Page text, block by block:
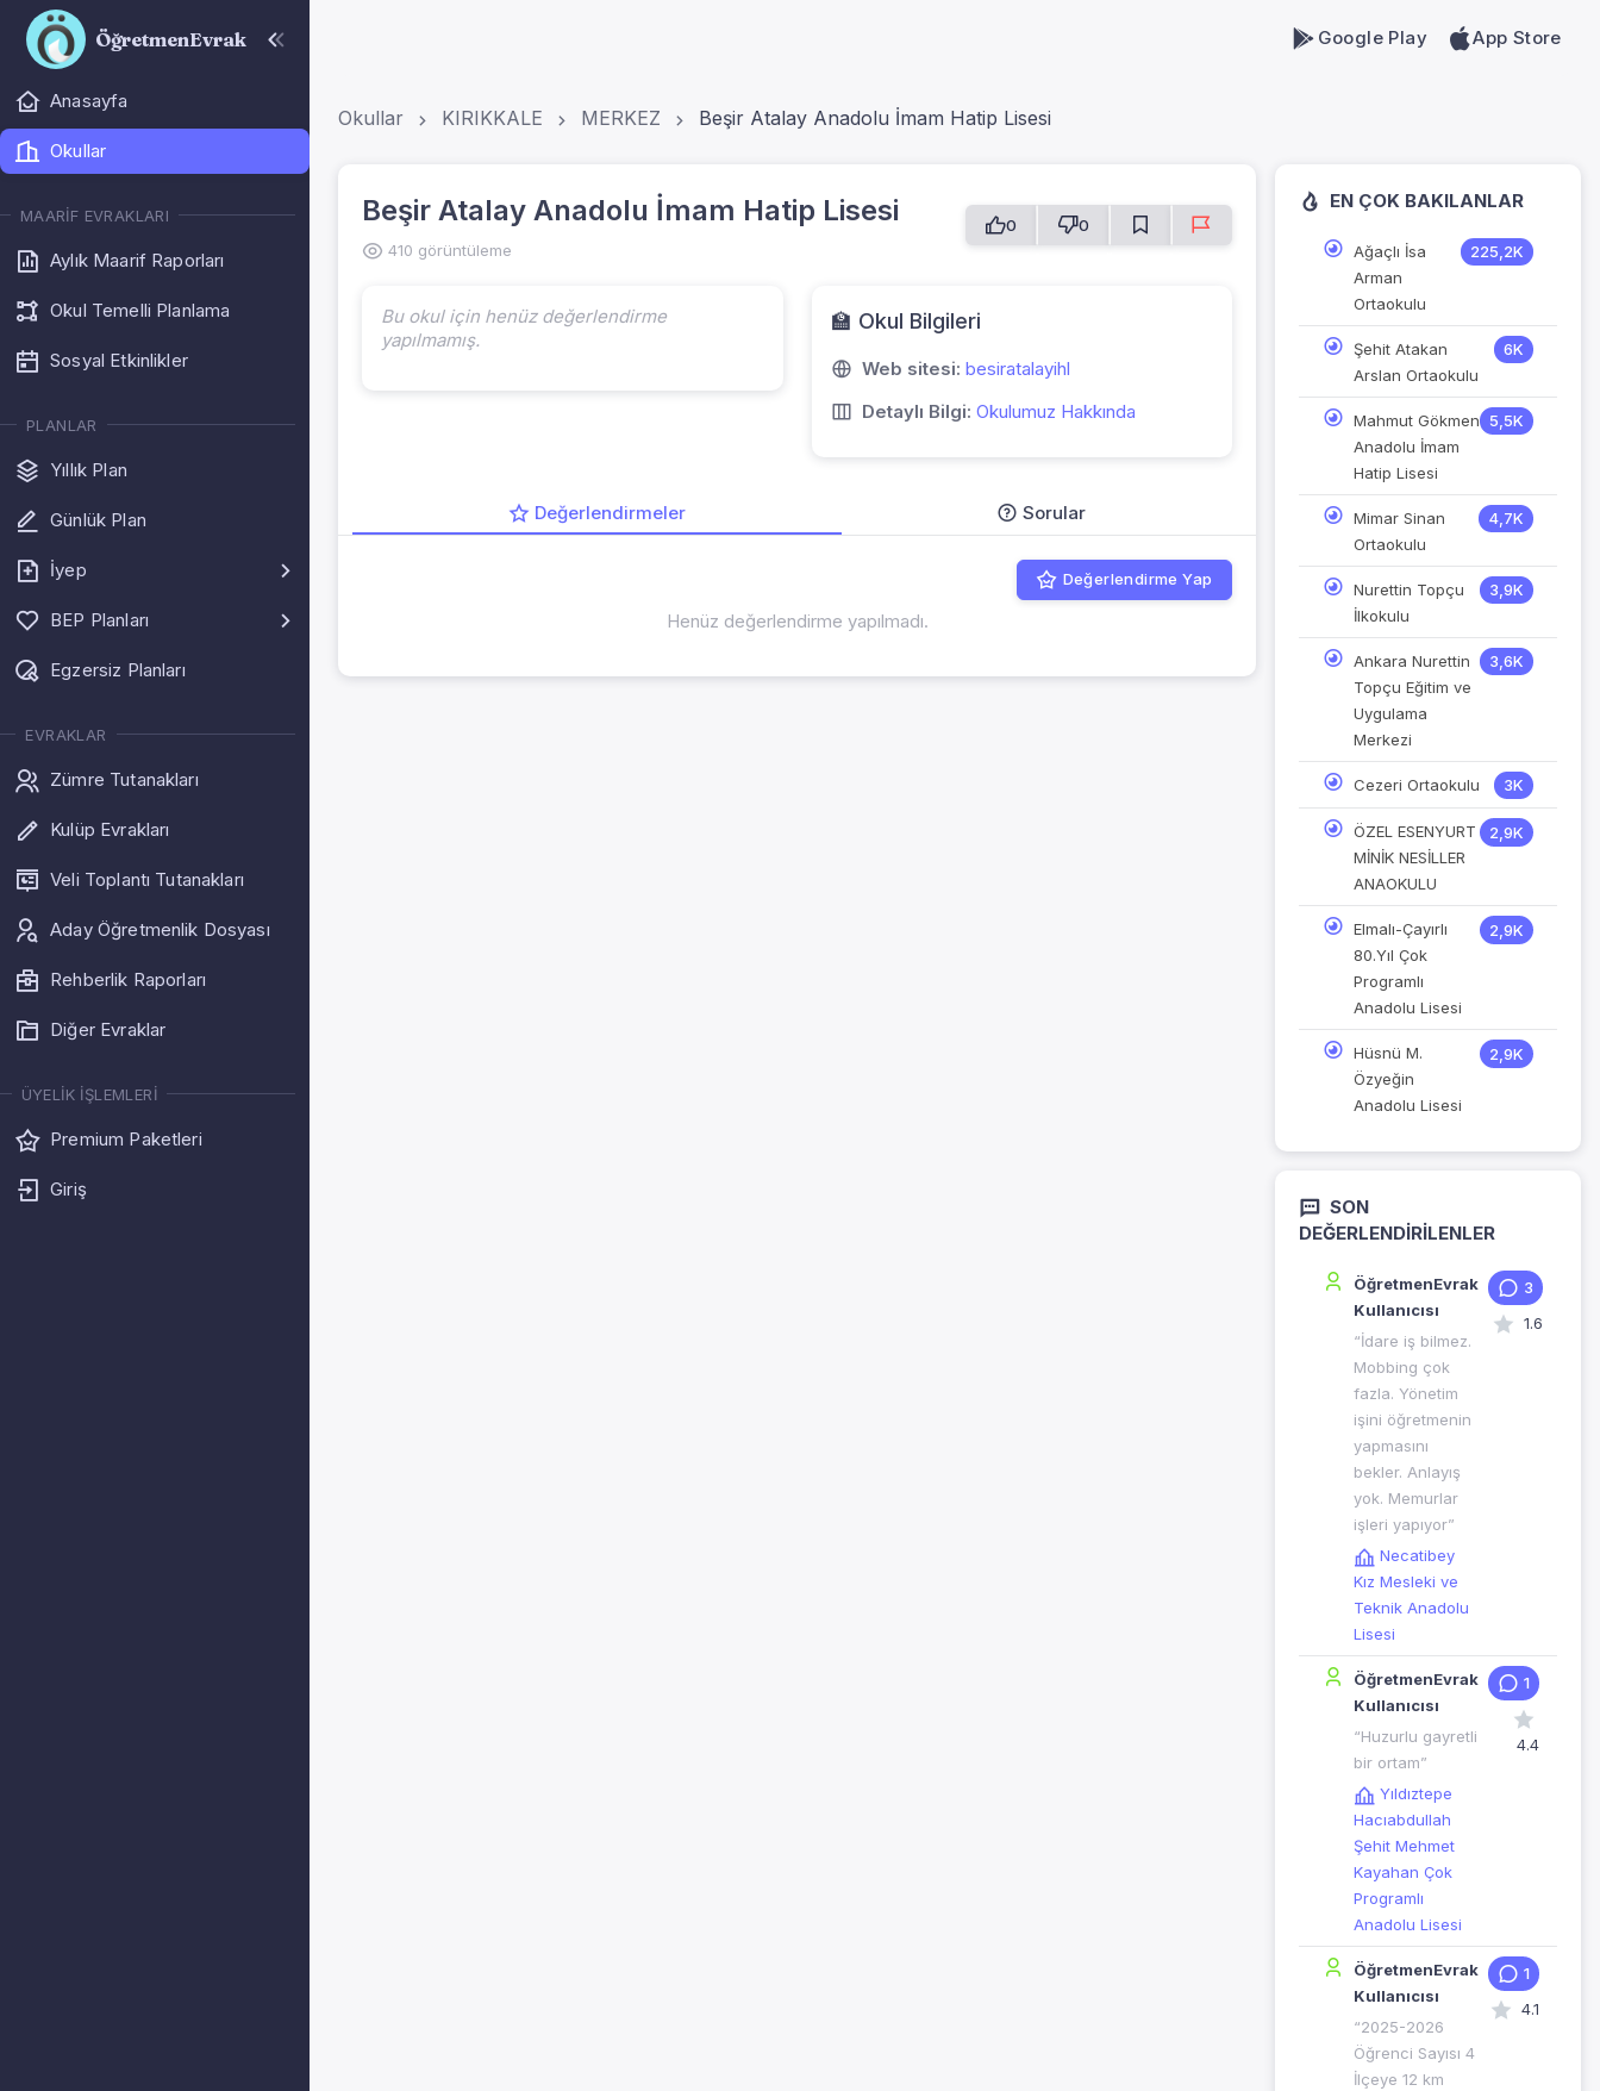
ÖğretmenEvrak
Anasayfa
Okullar
MAARIF EVRAKLARI
Aylık Maarif Raporları
Okul Temelli Planlama
Sosyal Etkinlikler
PLANLAR
Yıllık Plan
Günlük Plan
İyep
BEP Planları
Egzersiz Planları
EVRAKLAR
Zümre Tutanakları
Kulüp Evrakları
Veli Toplantı Tutanakları
Aday Öğretmenlik Dosyası
Rehberlik Raporları
Diğer Evraklar
ÜYELIK İŞLEMLERI
Premium Paketleri
Giriş
Google Play App Store
Okullar KIRIKKALE MERKEZ Beşir Atalay Anadolu İmam Hatip Lisesi
Beşir Atalay Anadolu İmam Hatip Lisesi
410 görüntüleme
0 0
Bu okul için henüz değerlendirme
yapılmamış.
🏫 Okul Bilgileri
Web sitesi: besiratalayihl
Detaylı Bilgi: Okulumuz Hakkında
Değerlendirmeler Sorular
Değerlendirme Yap
Henüz değerlendirme yapılmadı.
EN ÇOK BAKILANLAR
Ağaçlı İsa
Arman
Ortaokulu
225,2K
Şehit Atakan
Arslan Ortaokulu
6K
Mahmut Gökmen
Anadolu İmam
Hatip Lisesi
5,5K
Mimar Sinan
Ortaokulu
4,7K
Nurettin Topçu
İlkokulu
3,9K
Ankara Nurettin
Topçu Eğitim ve
Uygulama
Merkezi
3,6K
Cezeri Ortaokulu 3K
ÖZEL ESENYURT
MİNİK NESİLLER
ANAOKULU
2,9K
Elmalı-Çayırlı
80.Yıl Çok
Programlı
Anadolu Lisesi
2,9K
Hüsnü M.
Özyeğin
Anadolu Lisesi
2,9K
SON
DEĞERLENDIRILENLER
ÖğretmenEvrak
Kullanıcısı
“İdare iş bilmez.
Mobbing çok
fazla. Yönetim
işini öğretmenin
yapmasını
bekler. Anlayış
yok. Memurlar
işleri yapıyor”
Necatibey
Kız Mesleki ve
Teknik Anadolu
Lisesi
3
1.6
ÖğretmenEvrak
Kullanıcısı
“Huzurlu gayretli
bir ortam”
Yıldıztepe
Hacıabdullah
Şehit Mehmet
Kayahan Çok
Programlı
Anadolu Lisesi
1
4.4
ÖğretmenEvrak
Kullanıcısı
“2025-2026
Öğrenci Sayısı 4
İlçeye 12 km
1
4.1